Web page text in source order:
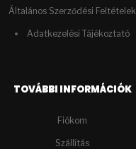
Általános Szerződési Feltételek
Adatkezelési Tájékoztató
TOVÁBBI INFORMÁCIÓK
Fiókom
Szállítás